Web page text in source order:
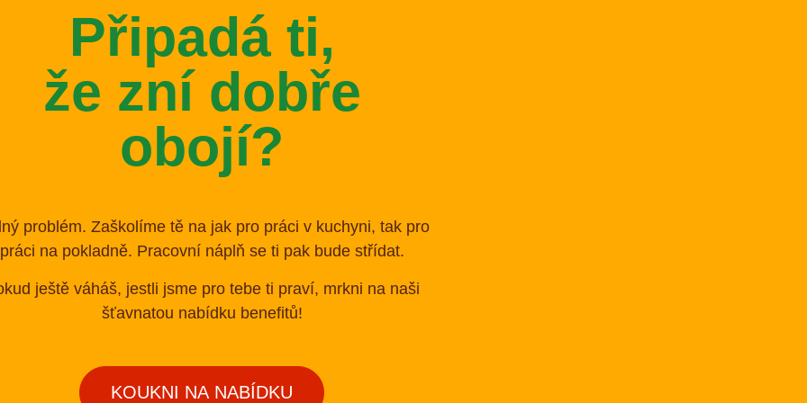
Připadá ti,
že zní dobře
obojí?
problém. Zaškolíme tě na jak pro práci v kuchyni, tak pro
práci na pokladně. Pracovní náplň se ti pak bude střídat.
ještě váháš, jestli jsme pro tebe ti praví, mrkni na naši
šťavnatou nabídku benefitů!
KOUKNI NA NABÍDKU